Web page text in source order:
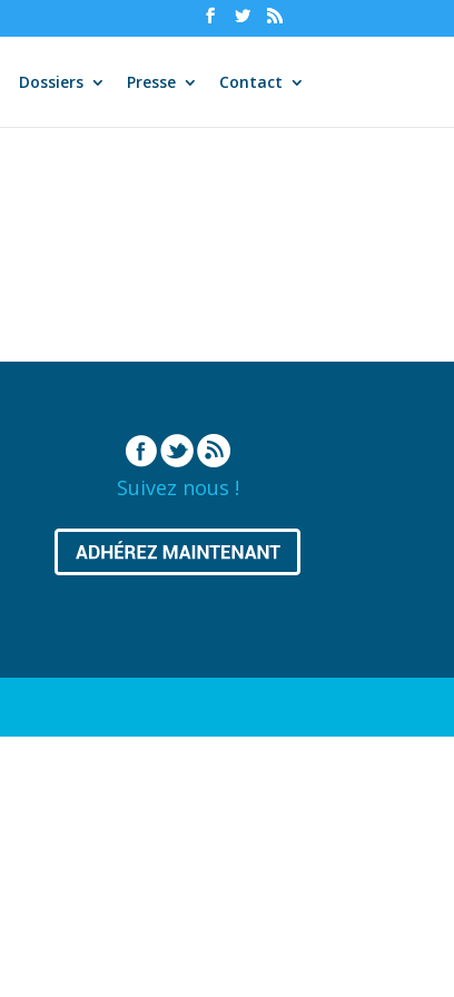
Dossiers Presse Contact
Suivez nous !